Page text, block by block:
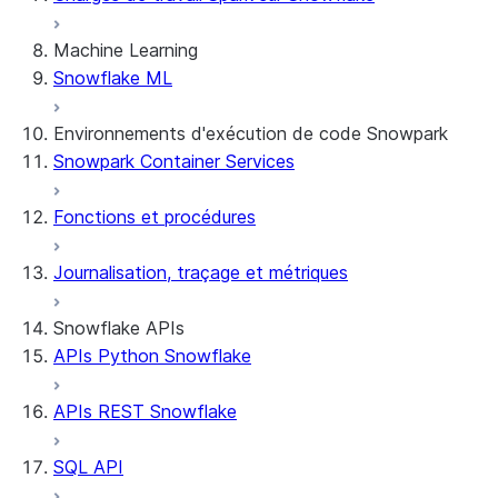
Machine Learning
Snowflake ML
Environnements d'exécution de code Snowpark
Snowpark Container Services
Fonctions et procédures
Journalisation, traçage et métriques
Snowflake APIs
APIs Python Snowflake
APIs REST Snowflake
SQL API